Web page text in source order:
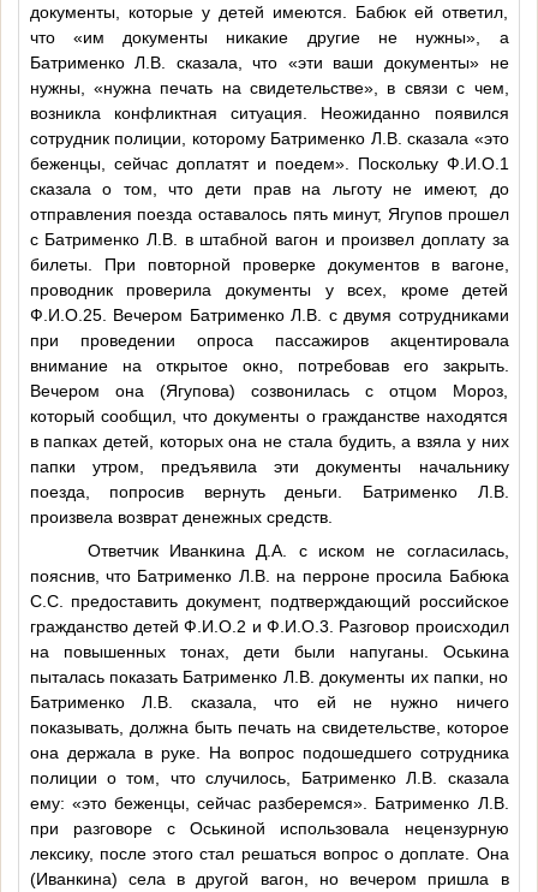
документы, которые у детей имеются. Бабюк ей ответил,
что «им документы никакие другие не нужны», а
Батрименко Л.В. сказала, что «эти ваши документы» не
нужны, «нужна печать на свидетельстве», в связи с чем,
возникла конфликтная ситуация. Неожиданно появился
сотрудник полиции, которому Батрименко Л.В. сказала «это
беженцы, сейчас доплатят и поедем». Поскольку Ф.И.О.1
сказала о том, что дети прав на льготу не имеют, до
отправления поезда оставалось пять минут, Ягупов прошел
с Батрименко Л.В. в штабной вагон и произвел доплату за
билеты. При повторной проверке документов в вагоне,
проводник проверила документы у всех, кроме детей
Ф.И.О.25. Вечером Батрименко Л.В. с двумя сотрудниками
при проведении опроса пассажиров акцентировала
внимание на открытое окно, потребовав его закрыть.
Вечером она (Ягупова) созвонилась с отцом Мороз,
который сообщил, что документы о гражданстве находятся
в папках детей, которых она не стала будить, а взяла у них
папки утром, предъявила эти документы начальнику
поезда, попросив вернуть деньги. Батрименко Л.В.
произвела возврат денежных средств.
Ответчик Иванкина Д.А. с иском не согласилась,
пояснив, что Батрименко Л.В. на перроне просила Бабюка
С.С. предоставить документ, подтверждающий российское
гражданство детейФ.И.О.2 и Ф.И.О.3 . Разговор происходил
на повышенных тонах, дети были напуганы. Оськина
пыталась показать Батрименко Л.В. документы их папки, но
Батрименко Л.В. сказала, что ей не нужно ничего
показывать, должна быть печать на свидетельстве, которое
она держала в руке. На вопрос подошедшего сотрудника
полиции о том, что случилось, Батрименко Л.В. сказала
ему: «это беженцы, сейчас разберемся». Батрименко Л.В.
при разговоре с Оськиной использовала нецензурную
лексику, после этого стал решаться вопрос о доплате. Она
(Иванкина) села в другой вагон, но вечером пришла в